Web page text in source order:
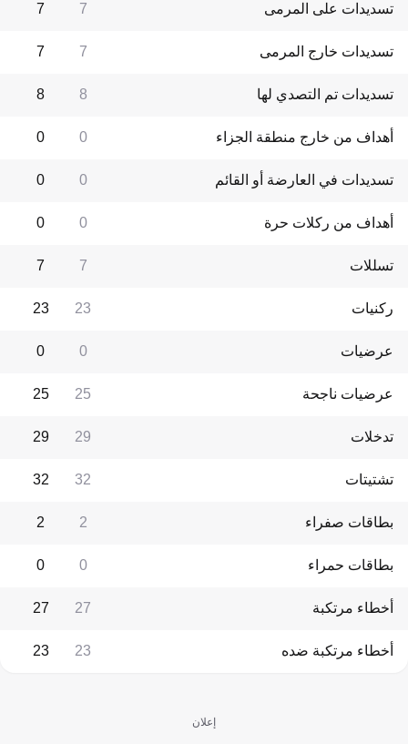
تسديدات على المرمى 7
7
تسديدات خارج المرمى 7
7
تسديدات تم التصدي لها 8
8
أهداف من خارج منطقة الجزاء 0
0
تسديدات في العارضة أو القائم 0
0
أهداف من ركلات حرة 0
0
تسللات 7
7
ركنيات 23
23
عرضيات 0
0
عرضيات ناجحة 25
25
تدخلات 29
29
تشتيتات 32
32
بطاقات صفراء 2
2
بطاقات حمراء 0
0
أخطاء مرتكبة 27
27
أخطاء مرتكبة ضده 23
23
إعلان